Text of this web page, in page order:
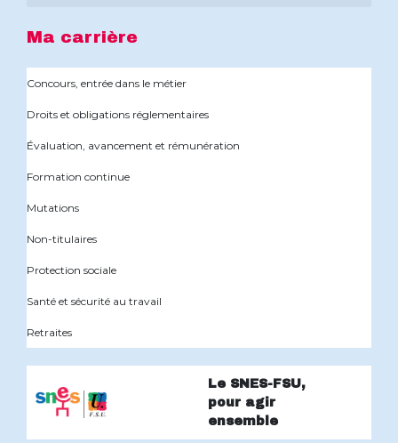
Ma carrière
Concours, entrée dans le métier
Droits et obligations réglementaires
Évaluation, avancement et rémunération
Formation continue
Mutations
Non-titulaires
Protection sociale
Santé et sécurité au travail
Retraites
Le SNES-FSU,
pour agir
ensemble